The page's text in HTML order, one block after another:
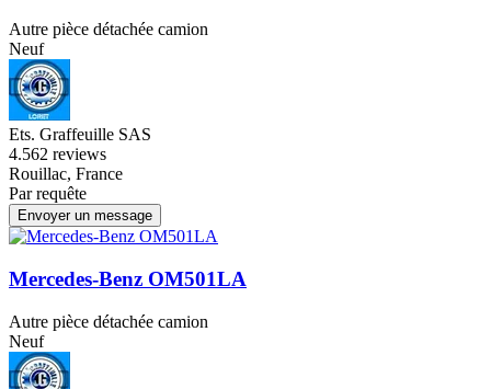
Autre pièce détachée camion
Neuf
Ets. Graffeuille SAS
4.562 reviews
Rouillac, France
Par requête
Envoyer un message
Mercedes-Benz OM501LA
Autre pièce détachée camion
Neuf